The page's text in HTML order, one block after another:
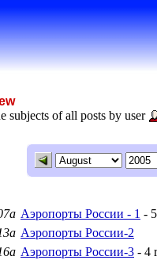
subjects of all posts by user
Аэропорты России - 1 -
Аэропорты России-2
Аэропорты России-3 - 4